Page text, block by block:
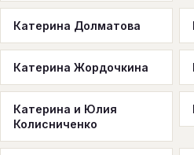
Катерина Долматова
Катерина Жордочкина
Катерина и Юлия
Колисниченко